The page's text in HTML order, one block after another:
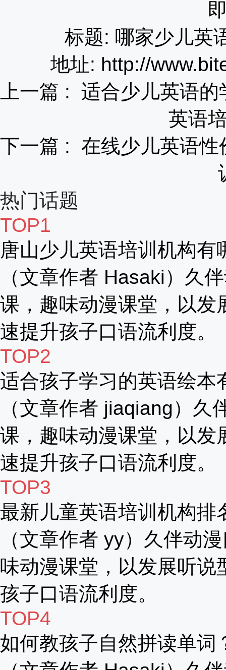
标题: 哪家少儿英
地址: http://
上一篇 : 适合少儿英语
英语
下一篇 : 在线少儿英语
热门话题
TOP1
唐山少儿英语培训机构
（文章作者 Hasaki）久
课，趣味动漫课堂，以发
速提升孩子口语流利度。
TOP2
适合孩子学习的英语绘本
（文章作者 jiaqiang）
课，趣味动漫课堂，以发
速提升孩子口语流利度。
TOP3
最新儿童英语培训机构排
（文章作者 yy）久伴动
味动漫课堂，以发展听说
孩子口语流利度。
TOP4
如何教孩子自然拼读单词